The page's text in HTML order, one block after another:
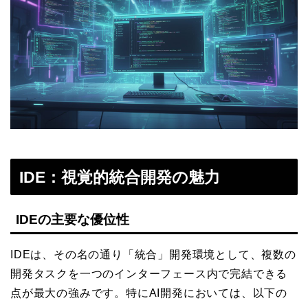
IDE：視覚的統合開発の魅力
IDEの主要な優位性
IDEは、その名の通り「統合」開発環境として、複数の
開発タスクを一つのインターフェース内で完結できる
点が最大の強みです。特にAI開発においては、以下の